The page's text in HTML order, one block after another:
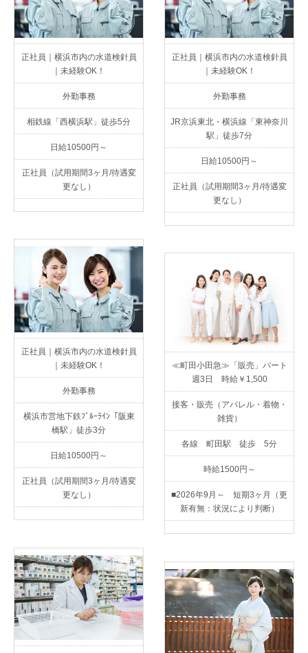
正社員｜横浜市内の水道検針員
｜未経験OK！
外勤事務
相鉄線「西横浜駅」徒歩5分
日給10500円～
正社員（試用期間3ヶ月/待遇変
更なし）
正社員｜横浜市内の水道検針員
｜未経験OK！
外勤事務
JR京浜東北・横浜線「東神奈川
駅」徒歩7分
日給10500円～
正社員（試用期間3ヶ月/待遇変
更なし）
正社員｜横浜市内の水道検針員
｜未経験OK！
外勤事務
横浜市営地下鉄ﾌﾞﾙｰﾗｲﾝ「阪東
橋駅」徒歩3分
日給10500円～
正社員（試用期間3ヶ月/待遇変
更なし）
≪町田小田急≫「販売」パート
週3日 時給￥1,500
接客・販売（アパレル・着物・
雑貨）
各線 町田駅 徒歩 5分
時給1500円～
■2026年9月～ 短期3ヶ月（更
新有無：状況により判断）